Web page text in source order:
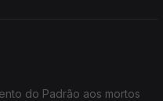
do Padrão aos mortos